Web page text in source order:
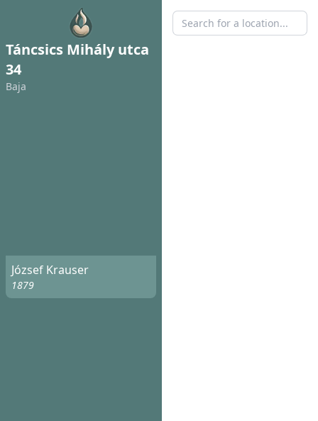
Táncsics Mihály utca
34
Baja
József Krauser
1879